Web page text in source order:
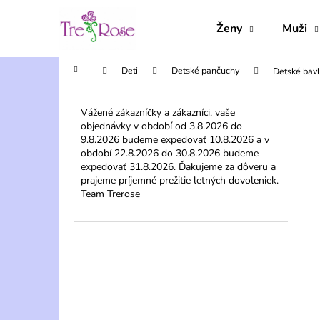
Ženy Muži
Domov Deti Detské pančuchy Detské
Vážené zákazníčky a zákazníci, vaše
objednávky v období od 3.8.2026 do
9.8.2026 budeme expedovať 10.8.2026 a v
období 22.8.2026 do 30.8.2026 budeme
expedovať 31.8.2026. Ďakujeme za dôveru a
prajeme príjemné prežitie letných dovoleniek.
Team Trerose
Späť
do
Späť
do